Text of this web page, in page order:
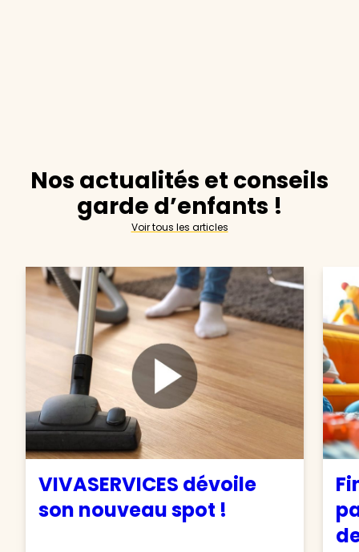
Nos actualités et conseils
garde d’enfants !
Voir tous les articles
VIVASERVICES dévoile
son nouveau spot !